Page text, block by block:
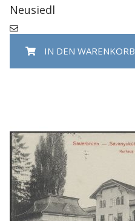
Neusiedl
IN DEN WARENKORB